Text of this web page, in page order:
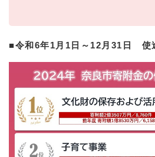
■令和6年1月1日～12月31日 使